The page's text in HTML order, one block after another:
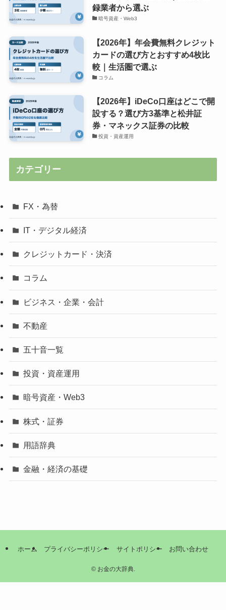
録業者から選ぶ
暗号資産・Web3
【2026年】年会費無料クレジット
カードの選び方とおすすめ4枚比
較｜生活圏で選ぶ
コラム
【2026年】iDeCo口座はどこで開
設する？選び方3基準と松井証
券・マネックス証券の比較
投資・資産運用
カテゴリー
FX・為替
IT・デジタル経済
クレジットカード・決済
コラム
ビジネス・企業・会計
不動産
五十音一覧
投資・資産運用
暗号資産・Web3
株式・証券
用語辞典
金融・経済の基礎
ホーム プライバシーポリシー サイトポリシー お問い合わせ
©お金の大辞典.